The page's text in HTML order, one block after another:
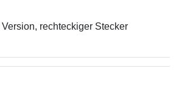
rechteckiger Stecker